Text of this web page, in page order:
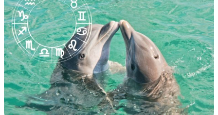
Sodas ir daržas
Sveikata ir grožis
Karjera
Psichologinė sveikata
Tvari mada
Klaidų taisymo politika
Naudojimo sąlygos
Privatumo politika
Reklamos politika
Slapukų politika
Redakcija